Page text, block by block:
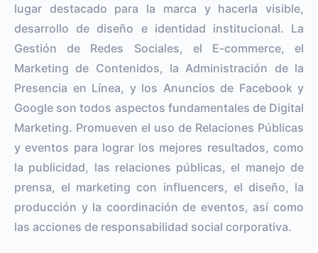
lugar destacado para la marca y hacerla visible,
desarrollo de diseño e identidad institucional. La
Gestión de Redes Sociales, el E-commerce, el
Marketing de Contenidos, la Administración de la
Presencia en Línea, y los Anuncios de Facebook y
Google son todos aspectos fundamentales de Digital
Marketing. Promueven el uso de Relaciones Públicas
y eventos para lograr los mejores resultados, como
la publicidad, las relaciones públicas, el manejo de
prensa, el marketing con influencers, el diseño, la
producción y la coordinación de eventos, así como
las acciones de responsabilidad social corporativa.